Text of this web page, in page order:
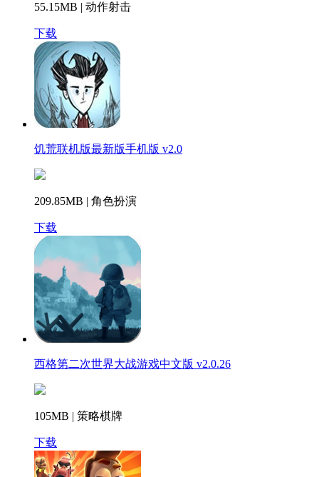
55.15MB | 动作射击
下载
饥荒联机版最新版手机版 v2.0
209.85MB | 角色扮演
下载
西格第二次世界大战游戏中文版 v2.0.26
105MB | 策略棋牌
下载